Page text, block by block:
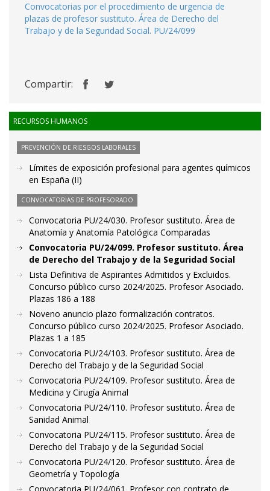
Convocatorias por el procedimiento de urgencia de
plazas de profesor sustituto. Área de Derecho del
Trabajo y de la Seguridad Social. PU/24/099
Compartir:
RECURSOS HUMANOS
PREVENCIÓN DE RIESGOS LABORALES
Límites de exposición profesional para agentes químicos
en España (II)
CONVOCATORIAS DE PROFESORADO
Convocatoria PU/24/030. Profesor sustituto. Área de
Anatomía y Anatomía Patológica Comparadas
Convocatoria PU/24/099. Profesor sustituto. Área
de Derecho del Trabajo y de la Seguridad Social
Lista Definitiva de Aspirantes Admitidos y Excluidos.
Concurso público curso 2024/2025. Profesor Asociado.
Plazas 186 a 188
Noveno anuncio plazo formalización contratos.
Concurso público curso 2024/2025. Profesor Asociado.
Plazas 1 a 185
Convocatoria PU/24/103. Profesor sustituto. Área de
Derecho del Trabajo y de la Seguridad Social
Convocatoria PU/24/109. Profesor sustituto. Área de
Medicina y Cirugía Animal
Convocatoria PU/24/110. Profesor sustituto. Área de
Sanidad Animal
Convocatoria PU/24/115. Profesor sustituto. Área de
Derecho del Trabajo y de la Seguridad Social
Convocatoria PU/24/120. Profesor sustituto. Área de
Geometría y Topología